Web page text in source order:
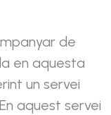
de
en aquesta
un servei
aquest servei